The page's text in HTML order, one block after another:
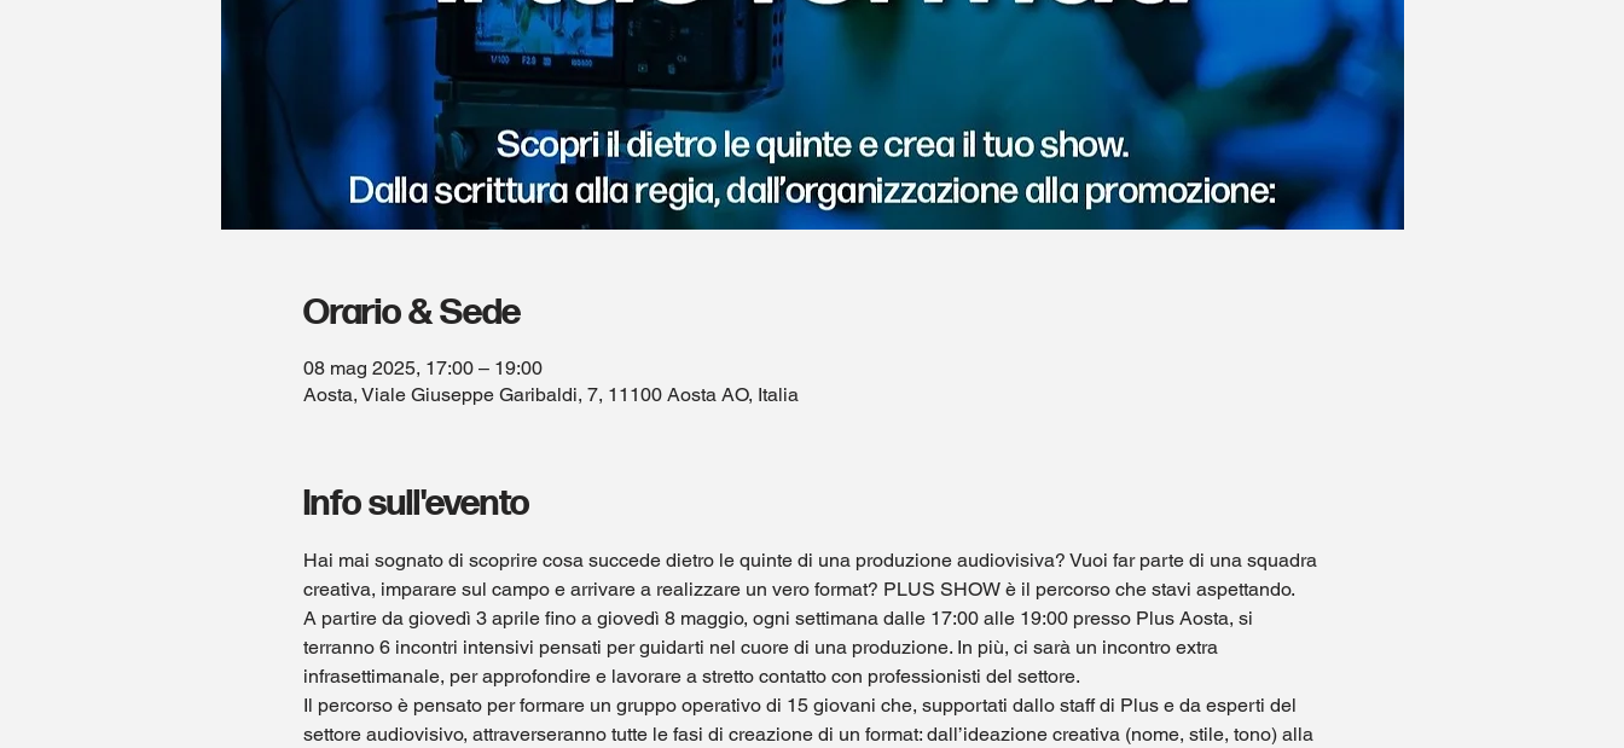
Orario & Sede
08 mag 2025, 17:00 – 19:00
Aosta, Viale Giuseppe Garibaldi, 7, 11100 Aosta AO, Italia
Info sull'evento
Hai mai sognato di scoprire cosa succede dietro le quinte di una produzione audiovisiva? Vuoi far parte di una squadra
creativa, imparare sul campo e arrivare a realizzare un vero format? PLUS SHOW è il percorso che stavi aspettando.
A partire da giovedì 3 aprile fino a giovedì 8 maggio, ogni settimana dalle 17:00 alle 19:00 presso Plus Aosta, si
terranno 6 incontri intensivi pensati per guidarti nel cuore di una produzione. In più, ci sarà un incontro extra
infrasettimanale, per approfondire e lavorare a stretto contatto con professionisti del settore.
Il percorso è pensato per formare un gruppo operativo di 15 giovani che, supportati dallo staff di Plus e da esperti del
settore audiovisivo, attraverseranno tutte le fasi di creazione di un format: dall’ideazione creativa (nome, stile, tono) alla